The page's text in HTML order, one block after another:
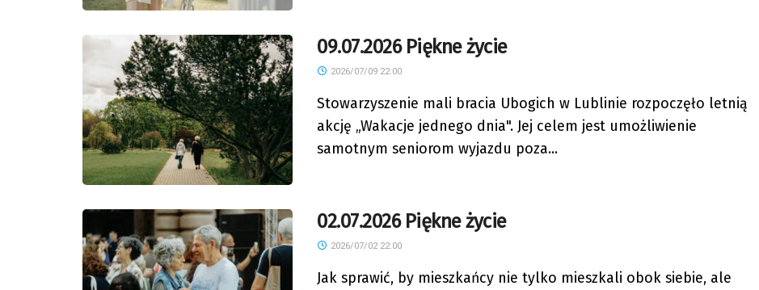
09.07.2026 Piękne życie
2026/07/09 22:00
Stowarzyszenie mali bracia Ubogich w Lublinie rozpoczęło letnią
akcję „Wakacje jednego dnia". Jej celem jest umożliwienie
samotnym seniorom wyjazdu poza...
02.07.2026 Piękne życie
2026/07/02 22:00
Jak sprawić, by mieszkańcy nie tylko mieszkali obok siebie, ale